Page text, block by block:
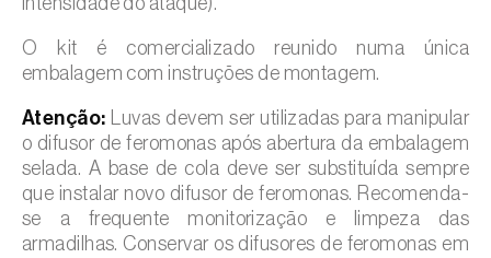
O kit é comercializado reunido numa única
embalagem com instruções de montagem.
Atenção: Luvas devem ser utilizadas para manipular
o difusor de feromonas após abertura da embalagem
selada. A base de cola deve ser substituída sempre
que instalar novo difusor de feromonas. Recomenda-
se a frequente monitorização e limpeza das
armadilhas. Conservar os difusores de feromonas em